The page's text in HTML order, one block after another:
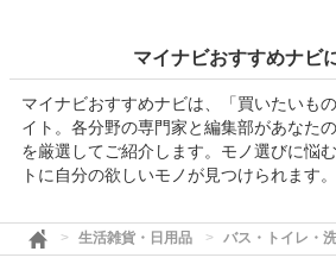
マイナビおすすめナビ
マイナビおすすめナビは、「買いたいも
イト。各分野の専門家と編集部があなた
を厳選してご紹介します。モノ選びに悩
トに自分の欲しいモノが見つけられます。
生活雑貨・日用品 バス・トイレ・